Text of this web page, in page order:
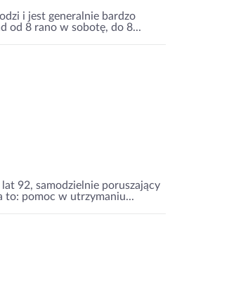
i jest generalnie bardzo
od 8 rano w sobotę, do 8...
92, samodzielnie poruszający
to: pomoc w utrzymaniu...